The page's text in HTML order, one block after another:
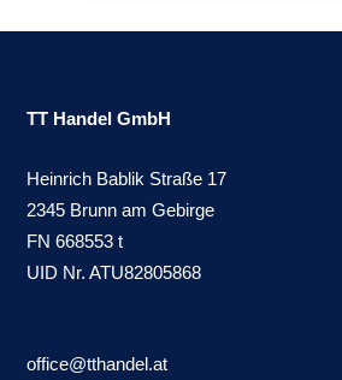
TT Handel GmbH
Heinrich Bablik Straße 17
2345 Brunn am Gebirge
FN 668553 t
UID Nr. ATU82805868
office@tthandel.at